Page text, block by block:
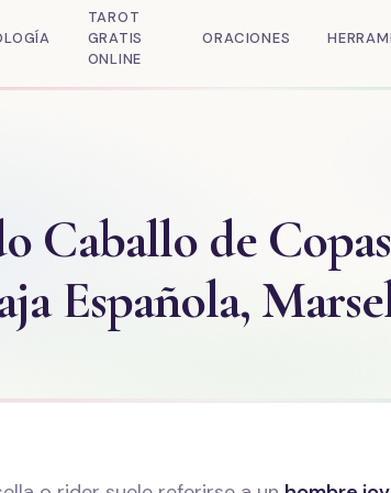
TAROT
GRATIS
ONLINE
ORACIONES
Caballo de
Española,